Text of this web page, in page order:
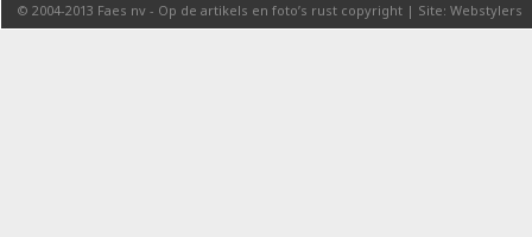
© 2004-2013 Faes nv - Op de artikels en foto’s rust copyright | Site: Webstylers